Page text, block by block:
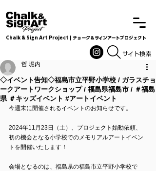
Chalk & Sign Art Project | チョーク＆サインアートプロジェクト
​​​サイト検索
◇イベント告知◇福島市立平野小学校 / ガラスチョ
ークアートワークショップ / 福島県福島市 / ＃福島
県 ＃キッズイベント #アートイベント
哲 堀内
今週末に開催されるイベントのお知らせです。
2024年11月23日（土）、プロジェクト始動依頼、
初の機会となる小学校でのメモリアルアートイベン
トを開催いたします！
会場となるのは、福島県の福島市立平野小学校で